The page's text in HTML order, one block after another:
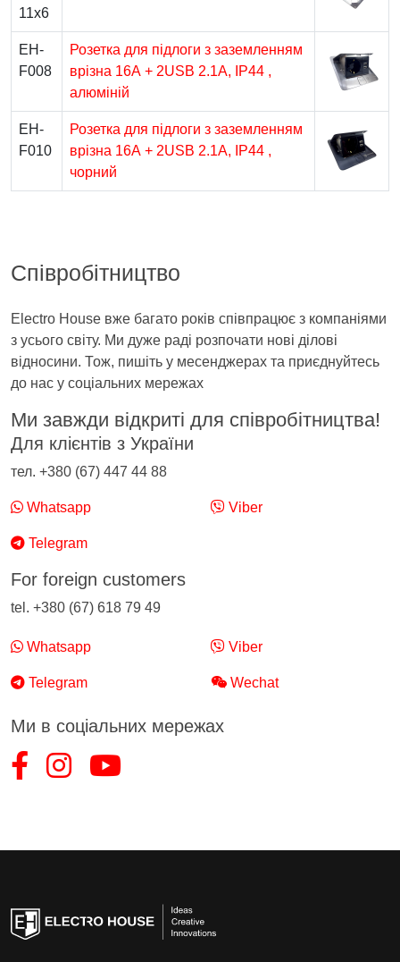
11x6
EH-
F008
Розетка для підлоги з заземленням
врізна 16А + 2USB 2.1А, IP44 ,
алюміній
EH-
F010
Розетка для підлоги з заземленням
врізна 16А + 2USB 2.1А, IP44 ,
чорний
Співробітництво
Electro House вже багато років співпрацює з компаніями
з усього світу. Ми дуже раді розпочати нові ділові
відносини. Тож, пишіть у месенджерах та приєднуйтесь
до нас у соціальних мережах
Ми завжди відкриті для співробітництва!
Для клієнтів з України
тел. +380 (67) 447 44 88
Whatsapp Viber
Telegram
For foreign customers
tel. +380 (67) 618 79 49
Whatsapp Viber
Telegram Wechat
Ми в соціальних мережах